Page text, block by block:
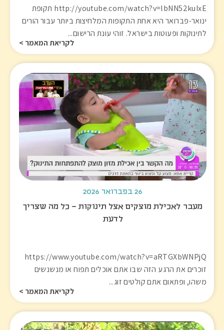
http://youtube.com/watch?v=lbNN52kuIxE תקופת
ינואר-פברואר היא אחת התקופות המלחיצות ביותר עבור הורים
לתינוקות ופעוטות בישראל. זוהי עונת הרישום...
לקריאת המאמר >
26 בפברואר 2026
מעבר לאכילת מוצקים אצל תינוקות – כל מה שצריך
לדעת
https://www.youtube.com/watch?v=aRTGXbWNPjQ
זוכרים את הרגע הזה שבו אתם אוכלים תפוח או מנשנשים
משהו, ופתאום אתם קולטים זוג...
לקריאת המאמר >